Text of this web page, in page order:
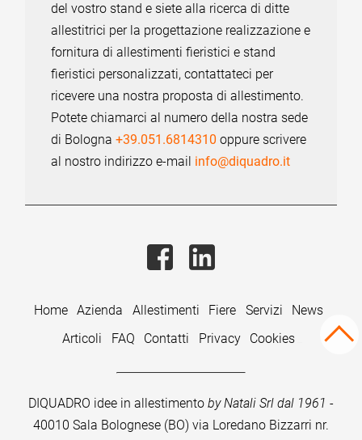
del vostro stand e siete alla ricerca di ditte
allestitrici per la progettazione realizzazione e
fornitura di allestimenti fieristici e stand
fieristici personalizzati, contattateci per
ricevere una nostra proposta di allestimento.
Potete chiamarci al numero della nostra sede
di Bologna+39.051.6814310 oppure scrivere
al nostro indirizzo e-mail info@diquadro.it
Home Azienda Allestimenti Fiere Servizi
News
Articoli
FAQ Contatti Privacy Cookies
DIQUADRO idee in allestimento by Natali Srl dal 1961 -
40010 Sala Bolognese (BO) via Loredano Bizzarri nr.